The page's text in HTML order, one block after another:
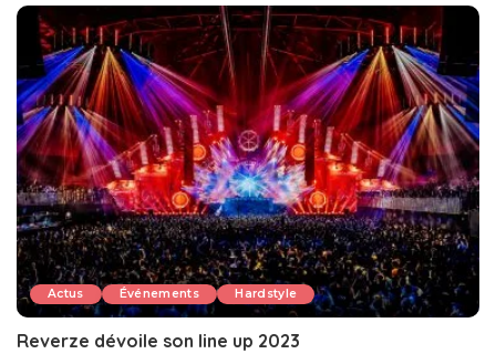
Actus Événements Hardstyle
Reverze dévoile son line up 2023